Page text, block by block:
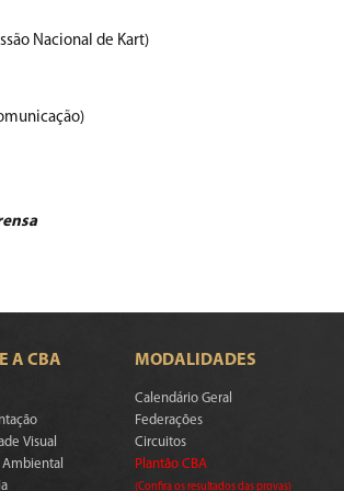
Nacional de Kart)
A CBA
Visual
Ambiental
MODALIDADES
Calendário Geral
Federações
Circuitos
Plantão CBA
(Confira os resultados das provas)